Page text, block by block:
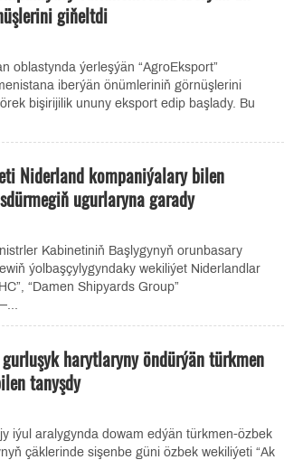
giňeltdi
oblastynda ýerleşýän “AgroEksport”
iberýän önümleriniň görnüşlerini
bişirijilik ununy eksport edip başlady. Bu
Niderland kompaniýalary bilen
ugurlaryna garady
Kabinetiniň Başlygynyň orunbasary
ýolbaşçylygyndaky wekiliýet Niderlandlar
“Damen Shipyards Group”
harytlaryny öndürýän türkmen
tanyşdy
iýul aralygynda dowam edýän türkmen-özbek
çäklerinde sişenbe güni özbek wekiliýeti “Ak